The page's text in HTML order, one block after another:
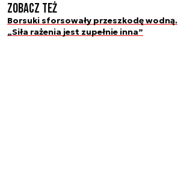
Zobacz też
Borsuki sforsowały przeszkodę wodną.
„Siła rażenia jest zupełnie inna”